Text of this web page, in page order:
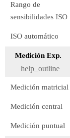
Rango de
sensibilidades ISO
ISO automático
Medición Exp.
help_outline
Medición matricial
Medición central
Medición puntual